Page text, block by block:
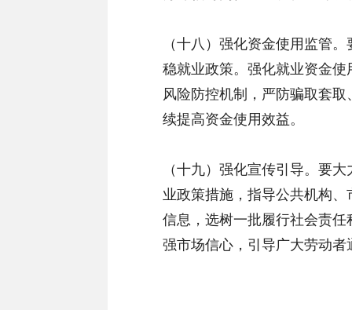
（十八）强化资金使用监管
稳就业政策。强化就业资金使
风险防控机制，严防骗取套
续提高资金使用效益。
（十九）强化宣传引导。要
业政策措施，指导公共机构
信息，选树一批履行社会责
强市场信心，引导广大劳动